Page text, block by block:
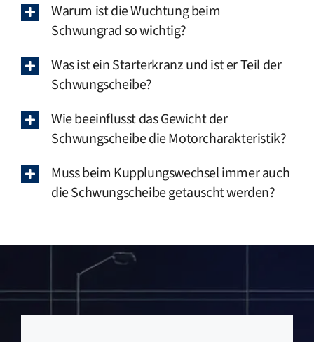
Warum ist die Wuchtung beim
Schwungrad so wichtig?
Was ist ein Starterkranz und ist er Teil der
Schwungscheibe?
Wie beeinflusst das Gewicht der
Schwungscheibe die Motorcharakteristik?
Muss beim Kupplungswechsel immer auch
die Schwungscheibe getauscht werden?